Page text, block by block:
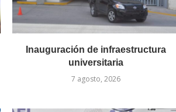
Inauguración de infraestructura
universitaria
7 agosto, 2026